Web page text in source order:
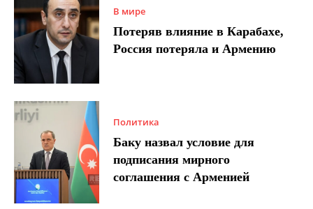
В мире
Потеряв влияние в Карабахе,
Россия потеряла и Армению
Политика
Баку назвал условие для
подписания мирного
соглашения с Арменией